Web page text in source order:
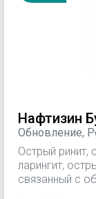
Нафтизин
Обновление,
Острый ринит,
ларингит,
связанный с